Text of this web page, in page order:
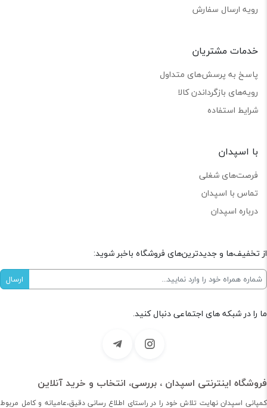
رویه ارسال سفارش
خدمات مشتریان
پاسخ به پرسش‌های متداول
رویه‌های بازگرداندن کالا
شرایط استفاده
با اسپدان
فرصت‌های شغلی
تماس با اسپدان
درباره اسپدان
از تخفیف‌ها و جدیدترین‌های فروشگاه باخبر شوید:
ما را در شبکه های اجتماعی دنبال کنید.
فروشگاه اینترنتی اسپدان ، بررسی، انتخاب و خرید آنلاین
کمپانی اسپدان نهایت تلاش خود را در راستای اطلاع رسانی دقیق،عامیانه و کامل مربوط